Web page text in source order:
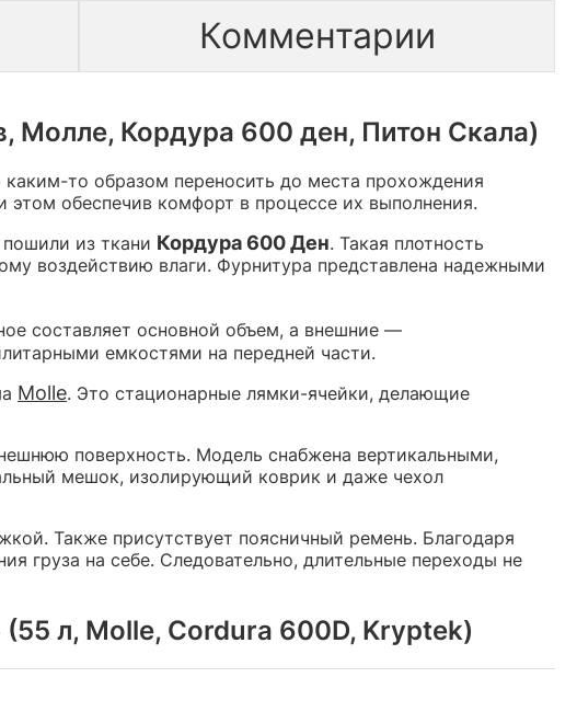
Комментарии
Молле, Кордура 600 ден, Питон Скала)
то образом переносить до места прохождения
обеспечив комфорт в процессе их выполнения.
из ткани Кордура 600 Ден. Такая плотность
воздействию влаги. Фурнитура представлена надежными
составляет основной объем, а внешние —
емкостями на передней части.
Molle. Это стационарные лямки-ячейки, делающие
поверхность. Модель снабжена вертикальными,
мешок, изолирующий коврик и даже чехол
Также присутствует поясничный ремень. Благодаря
груза на себе. Следовательно, длительные переходы не
л, Molle, Cordura 600D, Kryptek)